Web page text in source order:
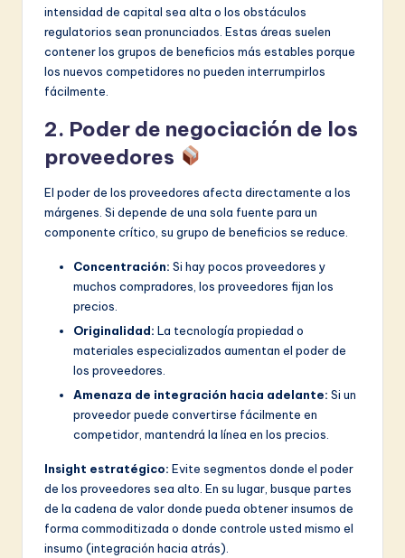
intensidad de capital sea alta o los obstáculos
regulatorios sean pronunciados. Estas áreas suelen
contener los grupos de beneficios más estables porque
los nuevos competidores no pueden interrumpirlos
fácilmente.
2. Poder de negociación de los
proveedores
El poder de los proveedores afecta directamente a los
márgenes. Si depende de una sola fuente para un
componente crítico, su grupo de beneficios se reduce.
Concentración: Si hay pocos proveedores y
muchos compradores, los proveedores fijan los
precios.
Originalidad: La tecnología propiedad o
materiales especializados aumentan el poder de
los proveedores.
Amenaza de integración hacia adelante: Si un
proveedor puede convertirse fácilmente en
competidor, mantendrá la línea en los precios.
Insight estratégico: Evite segmentos donde el poder
de los proveedores sea alto. En su lugar, busque partes
de la cadena de valor donde pueda obtener insumos de
forma commoditizada o donde controle usted mismo el
insumo (integración hacia atrás).